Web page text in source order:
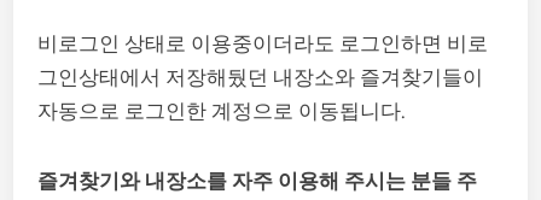
비로그인 상태로 이용중이더라도 로그인하면 비로
그인상태에서 저장해뒀던 내장소와 즐겨찾기들이
자동으로 로그인한 계정으로 이동됩니다.
즐겨찾기와 내장소를 자주 이용해 주시는 분들 주